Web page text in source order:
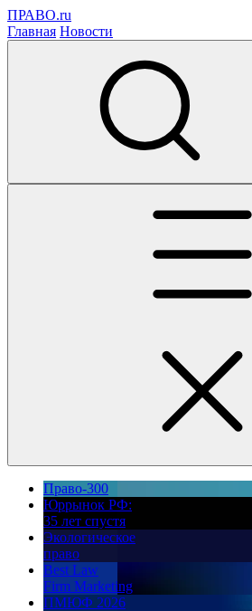
ПРАВО.ru
Главная Новости
Право-300
Юррынок РФ:
35 лет спустя
Экологическое
право
Best Law
Firm Marketing
ПМЮФ 2026